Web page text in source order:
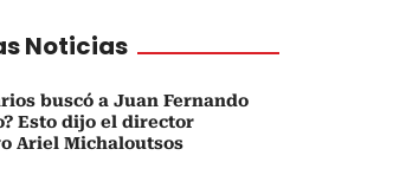
Noticias
buscó a Juan Fernando
Esto dijo el director
Ariel Michaloutsos